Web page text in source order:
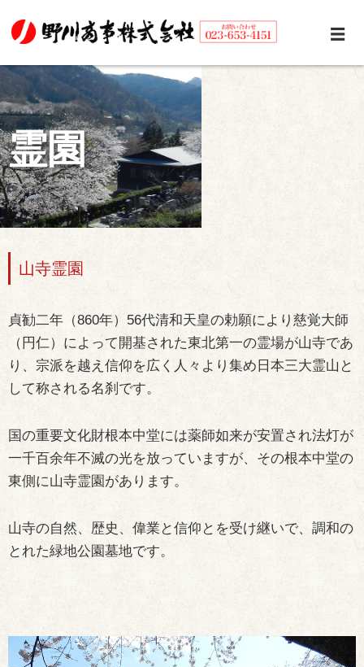
霊園
山寺霊園
貞勧二年（860年）56代清和天皇の勅願により慈覚大師
（円仁）によって開基された東北第一の霊場が山寺であ
り、宗派を越え信仰を広く人々より集め日本三大霊山と
して称される名刹です。
国の重要文化財根本中堂には薬師如来が安置され法灯が
一千百余年不滅の光を放っていますが、その根本中堂の
東側に山寺霊園があります。
山寺の自然、歴史、偉業と信仰とを受け継いで、調和の
とれた緑地公園墓地です。